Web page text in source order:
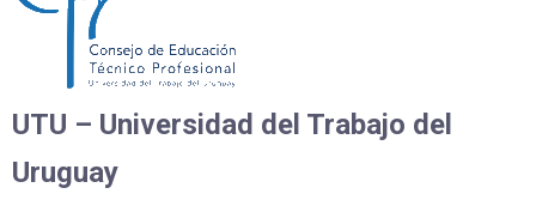
UTU – Universidad del Trabajo del
Uruguay